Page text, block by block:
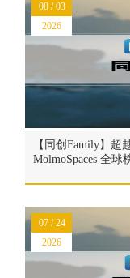
【同创Family】
MolmoSpaces 全
08 / 03
2026
07 / 24
2026